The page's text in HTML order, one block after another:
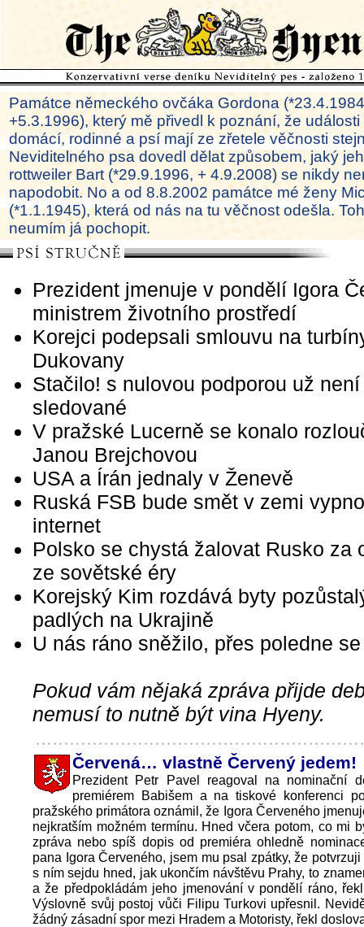
Památce německého ovčáka Gordona
+5.3.1996), který mě přivedl k poznání, že
domácí, rodinné a psí mají ze zřetele věčnosti
Neviditelného psa dovedl dělat způsobem, jaký
rottweiler Bart (*29.9.1996, + 4.9.2008) se nikdy
napodobit. No a od 8.8.2002 památce mé ženy
(*1.1.1945), která od nás na tu věčnost odešla.
neumím já pochopit.
Prezident jmenuje v pondělí Igora
ministrem životního prostředí
Korejci podepsali smlouvu na
Dukovany
Stačilo! s nulovou podporou už není
sledované
V pražské Lucerně se konalo
Janou Brejchovou
USA a Írán jednaly v Ženevě
Ruská FSB bude smět v zemi
internet
Polsko se chystá žalovat Rusko za
ze sovětské éry
Korejský Kim rozdává byty
padlých na Ukrajině
U nás ráno sněžilo, přes poledne
Pokud vám nějaká zpráva přijde
nemusí to nutně být vina Hyeny.
Červená… vlastně Červený jedem!
Prezident Petr Pavel reagoval na nominační
premiérem Babišem a na tiskové konferenci
pražského primátora oznámil, že Igora Červeného
nejkratším možném termínu. Hned včera potom, co mi
zpráva nebo spíš dopis od premiéra ohledně
pana Igora Červeného, jsem mu psal zpátky, že
s ním sejdu hned, jak ukončím návštěvu Prahy, to
a že předpokládám jeho jmenování v pondělí ráno,
Výslovně svůj postoj vůči Filipu Turkovi upřesnil.
žádný zásadní spor mezi Hradem a Motoristy, řekl